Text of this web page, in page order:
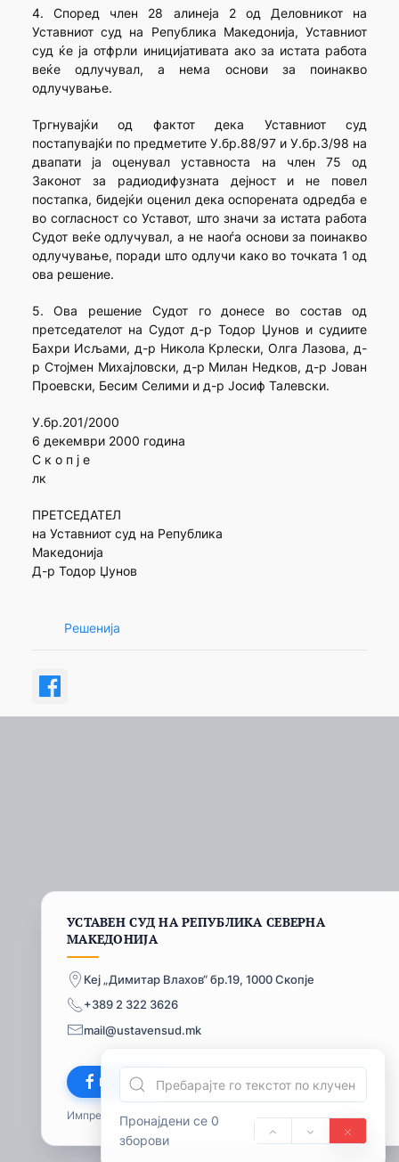
Пронајдени се 0
зборови
4. Според член 28 алинеја 2 од Деловникот на
Уставниот суд на Република Македонија, Уставниот
суд ќе ја отфрли иницијативата ако за истата работа
веќе одлучувал, а нема основи за поинакво
одлучување.
Тргнувајќи од фактот дека Уставниот суд
постапувајќи по предметите У.бр.88/97 и У.бр.3/98 на
двапати ја оценувал уставноста на член 75 од
Законот за радиодифузната дејност и не повел
постапка, бидејќи оценил дека оспорената одредба е
во согласност со Уставот, што значи за истата работа
Судот веќе одлучувал, а не наоѓа основи за поинакво
одлучување, поради што одлучи како во точката 1 од
ова решение.
5. Ова решение Судот го донесе во состав од
претседателот на Судот д-р Тодор Џунов и судиите
Бахри Исљами, д-р Никола Крлески, Олга Лазова, д-
р Стојмен Михајловски, д-р Милан Недков, д-р Јован
Проевски, Бесим Селими и д-р Јосиф Талевски.
У.бр.201/2000
6 декември 2000 година
С к о п ј е
лк
ПРЕТСЕДАТЕЛ
на Уставниот суд на Република
Македонија
Д-р Тодор Џунов
Решенија
УСТАВЕН СУД НА РЕПУБЛИКА СЕВЕРНА
МАКЕДОНИЈА
Кеј „Димитар Влахов“ бр.19, 1000 Скопје
+389 2 322 3626
mail@ustavensud.mk
Facebook
Импресум© 2026